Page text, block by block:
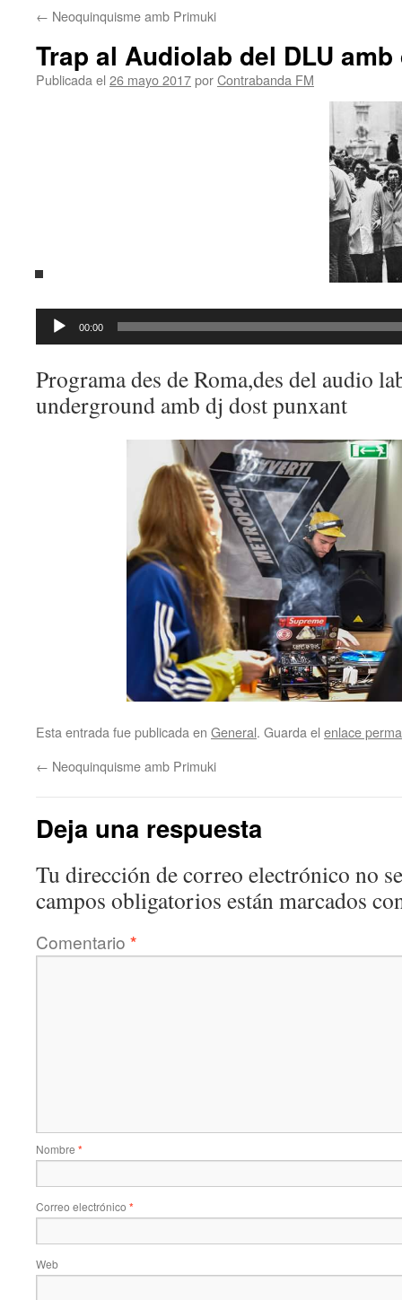
← Neoquinquisme amb Primuki
Trap al Audiolab del DLU
Publicada el 26 mayo 2017porContrabanda FM
Reproductor
00:00
Programa des de Roma,des del audio
underground amb dj dost punxant
Esta entrada fue publicada en General. Guarda el enlace
← Neoquinquisme amb Primuki
Deja una respuesta
Tu dirección de correo electrónico no
campos obligatorios están marcados
Comentario *
Nombre *
Correo electrónico *
Web